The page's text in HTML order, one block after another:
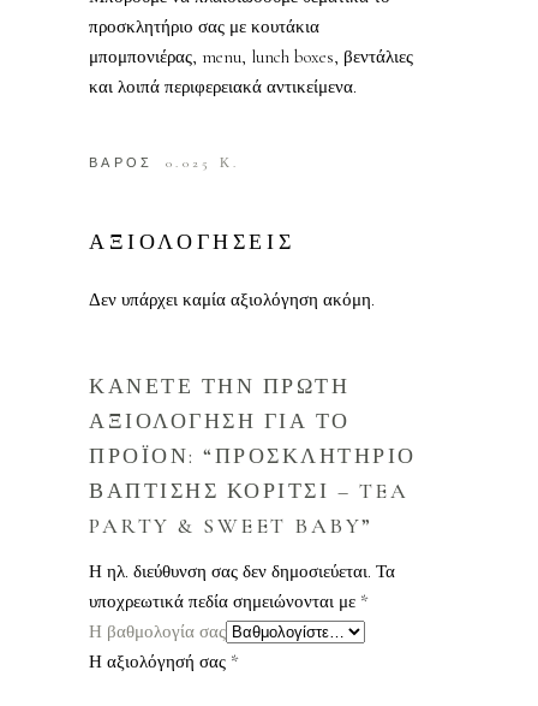
προσκλητήριο σας με κουτάκια
μπομπονιέρας, menu, lunch boxes, βεντάλιες
και λοιπά περιφερειακά αντικείμενα.
ΒΑΡΟΣ 0.025 Κ.
ΑΞΙΟΛΟΓΗΣΕΙΣ
Δεν υπάρχει καμία αξιολόγηση ακόμη.
ΚΑΝΕΤΕ ΤΗΝ ΠΡΩΤΗ
ΑΞΙΟΛΟΓΗΣΗ ΓΙΑ ΤΟ
ΠΡΟΪΟΝ: “ΠΡΟΣΚΛΗΤΗΡΙΟ
ΒΑΠΤΙΣΗΣ ΚΟΡΙΤΣΙ – TEA
PARTY & SWEET BABY”
Η ηλ. διεύθυνση σας δεν δημοσιεύεται. Τα
υποχρεωτικά πεδία σημειώνονται με *
Η βαθμολογία σας
Η αξιολόγησή σας *